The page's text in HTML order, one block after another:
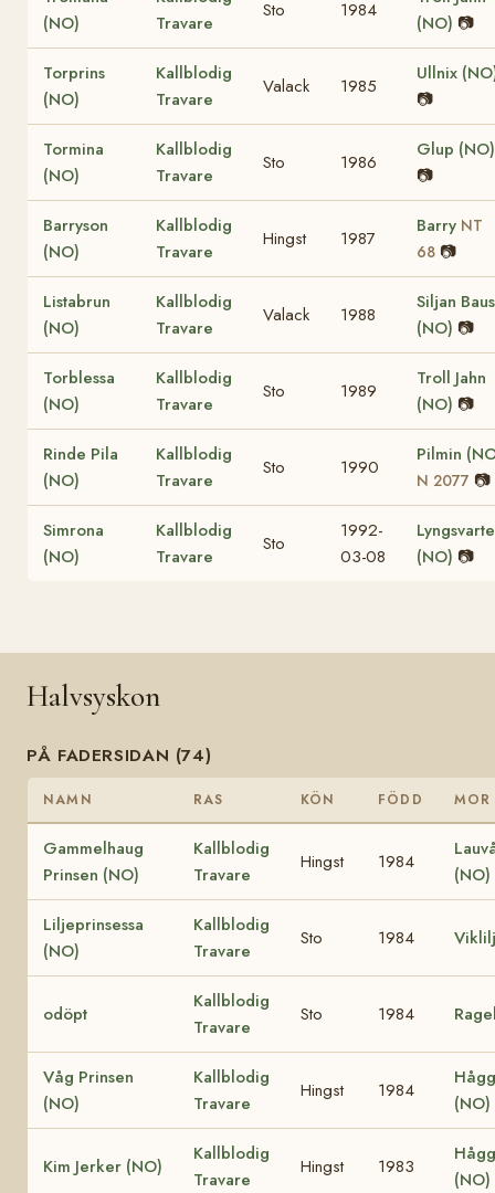
(NO)
Travare
Sto 1984
(NO) 📷
Torprins
(NO)
Kallblodig
Travare
Valack 1985
Ullnix
📷
Tormina
(NO)
Kallblodig
Travare
Sto 1986
Glup (NO)
📷
Barryson
(NO)
Kallblodig
Travare
Hingst 1987
Barry NT
68 📷
Listabrun
(NO)
Kallblodig
Travare
Valack 1988
Siljan Baus
(NO) 📷
Torblessa
(NO)
Kallblodig
Travare
Sto 1989
Troll Jahn
(NO) 📷
Rinde Pila
(NO)
Kallblodig
Travare
Sto 1990
Pilmin
N 2077 📷
Simrona
(NO)
Kallblodig
Travare
Sto
1992-
03-08
(NO) 📷
Halvsyskon
PÅ FADERSIDAN (74)
NAMN RAS KÖN FÖDD MOR
Gammelhaug
Prinsen (NO)
Kallblodig
Travare
Hingst 1984
(NO)
Liljeprinsessa
(NO)
Kallblodig
Travare
Sto 1984
odöpt
Kallblodig
Travare
Sto 1984
Våg Prinsen
(NO)
Kallblodig
Travare
Hingst 1984
(NO)
Kim Jerker (NO)
Kallblodig
Travare
Hingst 1983
(NO)